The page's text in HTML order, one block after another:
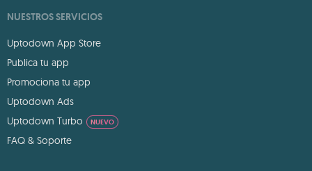
NUESTROS SERVICIOS
Uptodown App Store
Publica tu app
Promociona tu app
Uptodown Ads
Uptodown Turbo
NUEVO
FAQ & Soporte